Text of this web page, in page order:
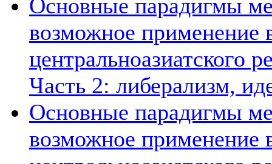
Основные парадигмы
возможное применение
центральноазиатского
Часть 2: либерализм,
Основные парадигмы
возможное применение